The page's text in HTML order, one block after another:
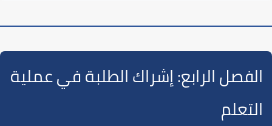
الفصل الرابع: إشراك الطلبة في عملية
التعلم